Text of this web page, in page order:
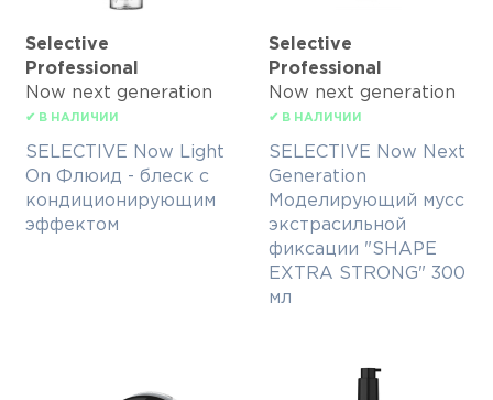
Selective
Professional
Now next generation
✔ В НАЛИЧИИ
SELECTIVE Now Light
On Флюид - блеск с
кондиционирующим
эффектом
Selective
Professional
Now next generation
✔ В НАЛИЧИИ
SELECTIVE Now Next
Generation
Моделирующий мусс
экстрасильной
фиксации "SHAPE
EXTRA STRONG" 300
мл